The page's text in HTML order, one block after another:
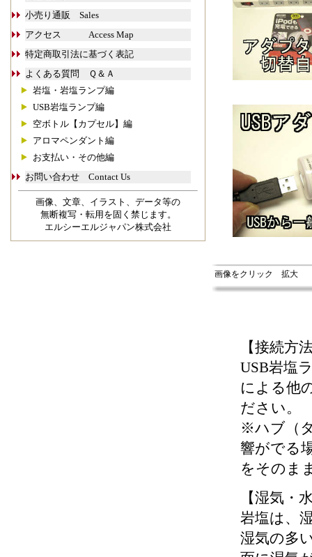
小売り通販 Sales
アクセス Access Map
特定商取引法に基づく表記
よくある質問 Ｑ＆Ａ
岩塩・岩塩ランプ編
USB岩塩ランプ編
空ボトル【カプセル】編
アロマペンダント編
お支払い・その他編
お問い合わせ Contact Us
画像、文章、イラスト、データ等の
無断複写・転用を固く禁じます。
エルシーエルジャパン株式会社
画像をクリック 拡大
【接続方
USB岩塩
による他
ださい。
※ハブ（
響がでる
をそのま
【湿気・
岩塩は、
湿気の多